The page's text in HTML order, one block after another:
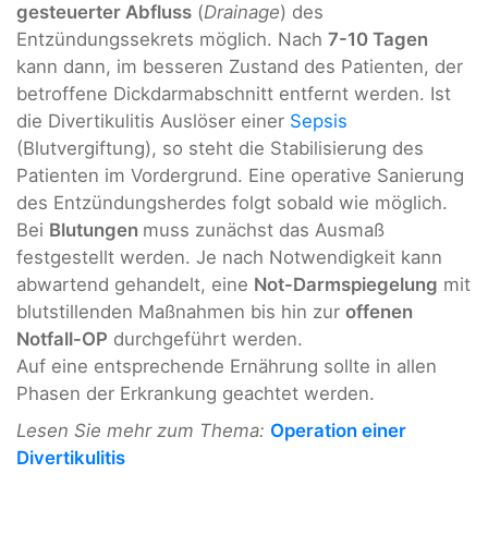
gesteuerter Abfluss (Drainage) des
Entzündungssekrets möglich. Nach 7-10 Tagen
kann dann, im besseren Zustand des Patienten, der
betroffene Dickdarmabschnitt entfernt werden. Ist
die Divertikulitis Auslöser einer Sepsis
(Blutvergiftung), so steht die Stabilisierung des
Patienten im Vordergrund. Eine operative Sanierung
des Entzündungsherdes folgt sobald wie möglich.
Bei Blutungen muss zunächst das Ausmaß
festgestellt werden. Je nach Notwendigkeit kann
abwartend gehandelt, eine Not-Darmspiegelung mit
blutstillenden Maßnahmen bis hin zur offenen
Notfall-OP durchgeführt werden.
Auf eine entsprechende Ernährung sollte in allen
Phasen der Erkrankung geachtet werden.
Lesen Sie mehr zum Thema: Operation einer
Divertikulitis